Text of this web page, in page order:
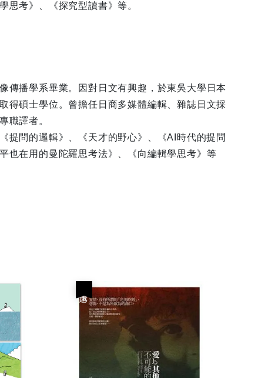
思考》、《探究型讀書》等。
播學系畢業。因對日文有興趣，於東吳大學日本
得碩士學位。曾擔任日商多媒體編輯、雜誌日文採
職譯者。
問的邏輯》、《天才的野心》、《AI時代的提問
也在用的曼陀羅思考法》、《向編輯學思考》等